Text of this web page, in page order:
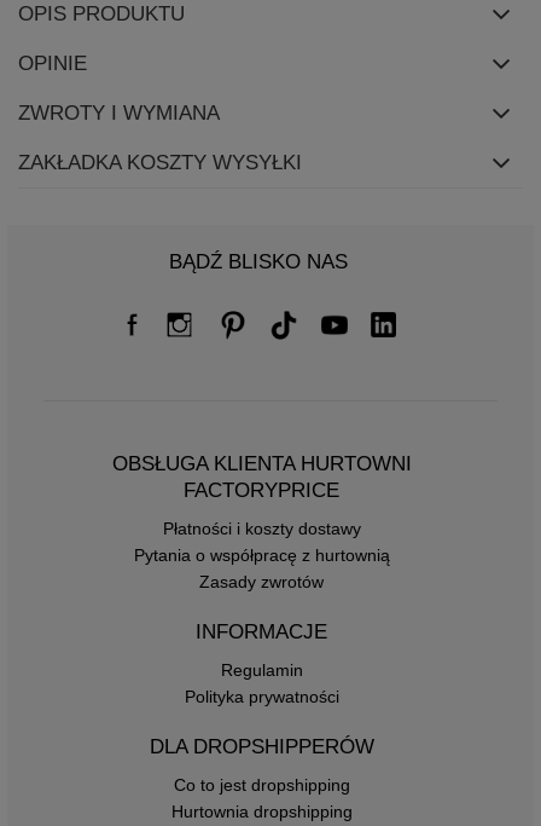
OPIS PRODUKTU
OPINIE
ZWROTY I WYMIANA
ZAKŁADKA KOSZTY WYSYŁKI
BĄDŹ BLISKO NAS
OBSŁUGA KLIENTA HURTOWNI
FACTORYPRICE
Płatności i koszty dostawy
Pytania o współpracę z hurtownią
Zasady zwrotów
INFORMACJE
Regulamin
Polityka prywatności
DLA DROPSHIPPERÓW
Co to jest dropshipping
Hurtownia dropshipping